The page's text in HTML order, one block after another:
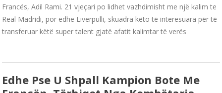
Francës, Adil Rami. 21 vjeçari po lidhet vazhdimisht me një kalim te
Real Madridi, por edhe Liverpulli, skuadra këto të interesuara për të
transferuar këtë super talent gjatë afatit kalimtar të verës
Edhe Pse U Shpall Kampion Bote Me